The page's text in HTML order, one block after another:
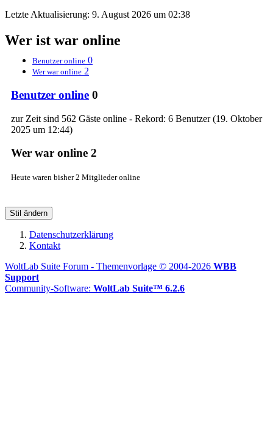
Letzte Aktualisierung: 9. August 2026 um 02:38
Wer ist war online
Benutzer online 0
Wer war online 2
Benutzer online 0
zur Zeit sind 562 Gäste online - Rekord: 6 Benutzer (19. Oktober
2025 um 12:44)
Wer war online 2
Heute waren bisher 2 Mitglieder online
Stil ändern
Datenschutzerklärung
Kontakt
WoltLab Suite Forum - Themenvorlage © 2004-2026 WBB
Support
Community-Software: WoltLab Suite™ 6.2.6